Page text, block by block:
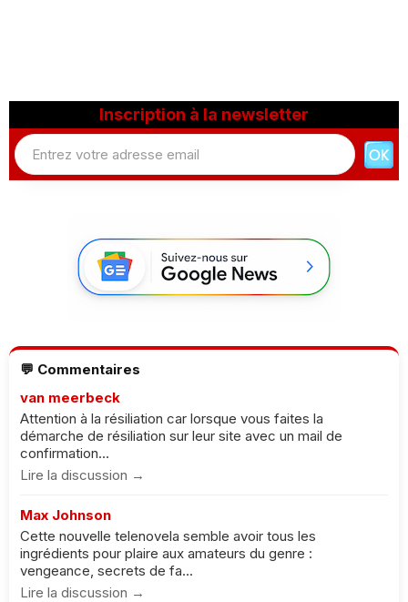
Inscription à la newsletter
💬 Commentaires
van meerbeck
Attention à la résiliation car lorsque vous faites la
démarche de résiliation sur leur site avec un mail de
confirmation...
Lire la discussion →
Max Johnson
Cette nouvelle telenovela semble avoir tous les
ingrédients pour plaire aux amateurs du genre :
vengeance, secrets de fa...
Lire la discussion →